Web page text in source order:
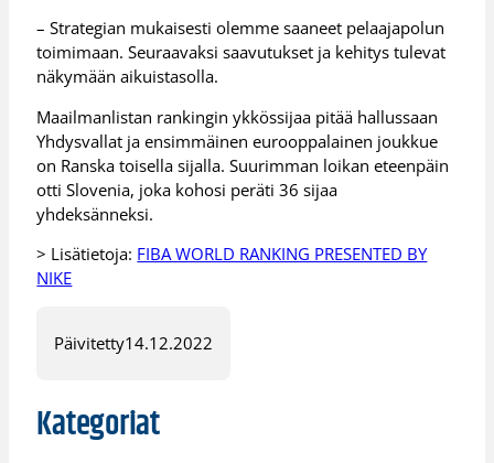
– Strategian mukaisesti olemme saaneet pelaajapolun
toimimaan. Seuraavaksi saavutukset ja kehitys tulevat
näkymään aikuistasolla.
Maailmanlistan rankingin ykkössijaa pitää hallussaan
Yhdysvallat ja ensimmäinen eurooppalainen joukkue
on Ranska toisella sijalla. Suurimman loikan eteenpäin
otti Slovenia, joka kohosi peräti 36 sijaa
yhdeksänneksi.
> Lisätietoja: FIBA WORLD RANKING PRESENTED BY
NIKE
Päivitetty14.12.2022
Kategoriat